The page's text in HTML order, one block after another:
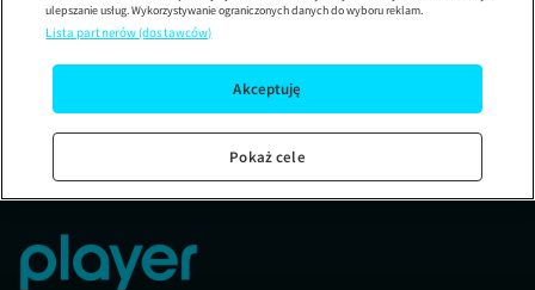
ulepszanie usług. Wykorzystywanie ograniczonych danych do wyboru reklam.
Lista partnerów (dostawców)
Akceptuję
Pokaż cele